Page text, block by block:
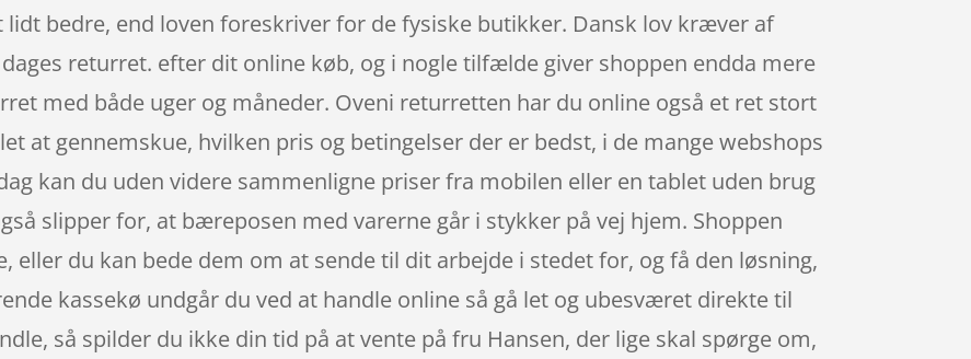
bedre, end loven foreskriver for de fysiske butikker. Dansk lov kræver af
returret. efter dit online køb, og i nogle tilfælde giver shoppen endda mere
med både uger og måneder. Oveni returretten har du online også et ret stort
at gennemskue, hvilken pris og betingelser der er bedst, i de mange webshops
kan du uden videre sammenligne priser fra mobilen eller en tablet uden brug
slipper for, at bæreposen med varerne går i stykker på vej hjem. Shoppen
eller du kan bede dem om at sende til dit arbejde i stedet for, og få den løsning,
kassekø undgår du ved at handle online så gå let og ubesværet direkte til
så spilder du ikke din tid på at vente på fru Hansen, der lige skal spørge om,